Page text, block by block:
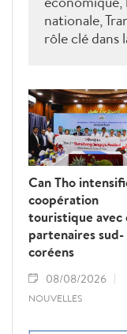
nationale,
rôle clé
Can Tho
coopération
touristique avec
partenaires sud-
coréens
08/08/2026
NOUVELLES